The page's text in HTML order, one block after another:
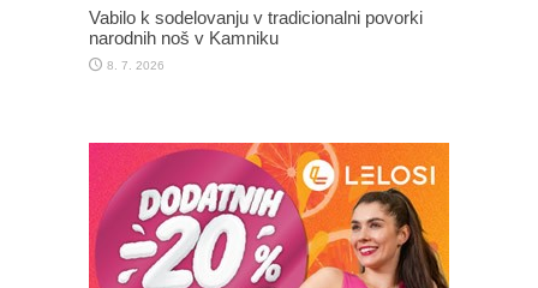
Vabilo k sodelovanju v tradicionalni povorki
narodnih noš v Kamniku
8. 7. 2026